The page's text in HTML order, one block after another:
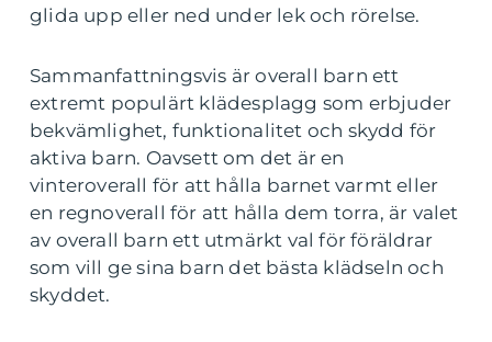
glida upp eller ned under lek och rörelse.
Sammanfattningsvis är overall barn ett
extremt populärt klädesplagg som erbjuder
bekvämlighet, funktionalitet och skydd för
aktiva barn. Oavsett om det är en
vinteroverall för att hålla barnet varmt eller
en regnoverall för att hålla dem torra, är valet
av overall barn ett utmärkt val för föräldrar
som vill ge sina barn det bästa klädseln och
skyddet.